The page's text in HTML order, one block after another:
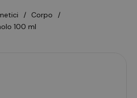
corpo
100 ml